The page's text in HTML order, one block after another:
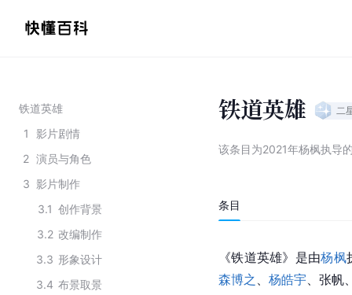
铁道英雄
1
影片剧情
2 演员与角色
3 影片制作
3.1 创作背景
3.2 改编制作
3.3 形象设计
3.4 布景取景
铁道英雄 二
该条目为2021年杨枫执导
条目
《铁道英雄》是由杨枫
森博之
杨皓宇 、张